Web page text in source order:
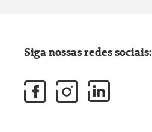
Siga nossas redes sociais: